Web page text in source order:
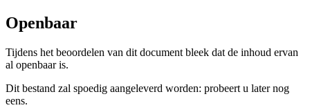
Openbaar
Tijdens het beoordelen van dit document bleek dat de inhoud ervan
al openbaar is.
Dit bestand zal spoedig aangeleverd worden: probeert u later nog
eens.